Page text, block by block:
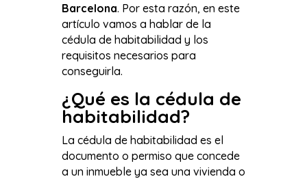
Barcelona. Por esta razón, en este
artículo vamos a hablar de la
cédula de habitabilidad y los
requisitos necesarios para
conseguirla.
¿Qué es la cédula de
habitabilidad?
La cédula de habitabilidad es el
documento o permiso que concede
a un inmueble ya sea una vivienda o